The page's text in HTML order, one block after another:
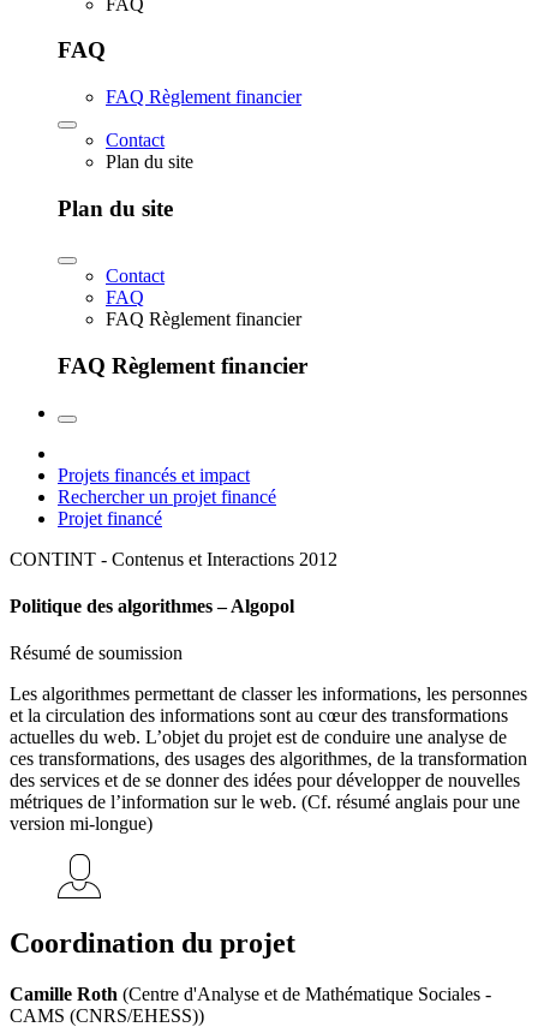
FAQ
FAQ Règlement financier
Contact
Plan du site
Plan du site
Contact
FAQ
FAQ Règlement financier
FAQ Règlement financier
Projets financés et impact
Rechercher un projet financé
Projet financé
CONTINT - Contenus et Interactions 2012
Politique des algorithmes – Algopol
Résumé de soumission
Les algorithmes permettant de classer les informations, les personnes
et la circulation des informations sont au cœur des transformations
actuelles du web. L’objet du projet est de conduire une analyse de
ces transformations, des usages des algorithmes, de la transformation
des services et de se donner des idées pour développer de nouvelles
métriques de l’information sur le web. (Cf. résumé anglais pour une
version mi-longue)
Coordination du projet
Camille Roth (Centre d'Analyse et de Mathématique Sociales -
CAMS (CNRS/EHESS))